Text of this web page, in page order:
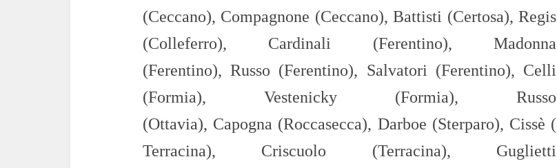
(Ceccano), Compagnone (Ceccano),Battisti (Certosa),Regis
(Colleferro), Cardinali (Ferentino),Madonna
(Ferentino),Russo (Ferentino), Salvatori (Ferentino), Celli
(Formia), Vestenicky (Formia), Russo
(Ottavia), Capogna (Roccasecca), Darboe (Sterparo), Cissè (
Terracina), Criscuolo (Terracina), Guglietti